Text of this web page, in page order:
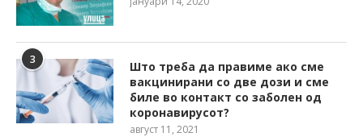
3
Што треба да правиме ако сме
вакцинирани со две дози и сме
биле во контакт со заболен од
коронавирусот?
август 11, 2021